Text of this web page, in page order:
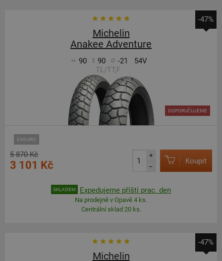
-47%
Michelin
Anakee Adventure
90 90 -21
54V
TL/TT,F
ENDURO
DOPORUČUJEME
5 870 Kč
3 101 Kč
+
–
Koupit
SKLADEM Expedujeme příští prac. den
Na prodejně v Opavě 4 ks.
Centrální sklad 20 ks.
-47%
Michelin